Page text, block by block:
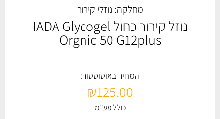
מחלקה: נוזלי קירור
נוזל קירור כחול IADA Glycogel
Orgnic 50 G12plus
המחיר באוטוסטור:
₪125.00
כולל מע''מ